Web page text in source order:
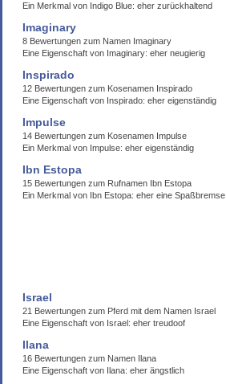
Ein Merkmal von Indigo Blue: eher zurückhaltend
Imaginary
8 Bewertungen zum Namen Imaginary
Eine Eigenschaft von Imaginary: eher neugierig
Inspirado
12 Bewertungen zum Kosenamen Inspirado
Eine Eigenschaft von Inspirado: eher eigenständig
Impulse
14 Bewertungen zum Kosenamen Impulse
Ein Merkmal von Impulse: eher eigenständig
Ibn Estopa
15 Bewertungen zum Rufnamen Ibn Estopa
Ein Merkmal von Ibn Estopa: eher eine Spaßbremse
Israel
21 Bewertungen zum Pferd mit dem Namen Israel
Eine Eigenschaft von Israel: eher treudoof
Ilana
16 Bewertungen zum Namen Ilana
Eine Eigenschaft von Ilana: eher ängstlich